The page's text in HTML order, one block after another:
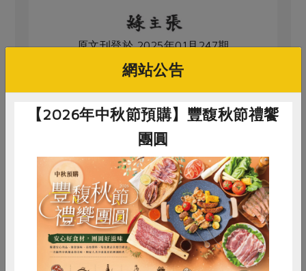
原文刊登於 2025年01月247期
2025第二個國際合作社年 讓合作社成為永
# 龍眼乾 # 桂圓 # 飲品 # 龍眼
# 牛奶 # 茶葉 # 紅茶
惜食 RPET 食譜 減硝酸鹽
雞蛋 食安 共同購買
網站公告
【2026年中秋節預購】豐馥秋節禮饗
團圓